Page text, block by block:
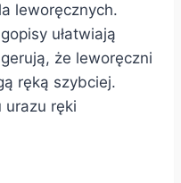
leworęcznych.
ułatwiają
że leworęczni
ręką szybciej.
urazu ręki